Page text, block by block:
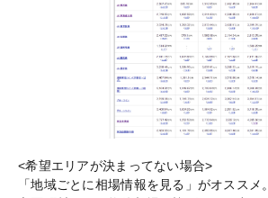
<希望エリアが決まってない場合>
「地域ごとに相場情報を見る」がオススメ。